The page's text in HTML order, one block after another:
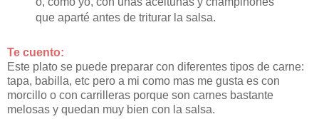
que aparté antes de triturar la salsa.
Te cuento:
Este plato se puede preparar con diferentes tipos de carne:
tapa, babilla, etc pero a mi como mas me gusta es con
morcillo o con carrilleras porque son carnes bastante
melosas y quedan muy bien con la salsa.